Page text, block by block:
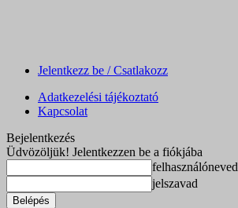
Jelentkezz be / Csatlakozz
Adatkezelési tájékoztató
Kapcsolat
Bejelentkezés
Üdvözöljük! Jelentkezzen be a fiókjába
felhasználóneved
jelszavad